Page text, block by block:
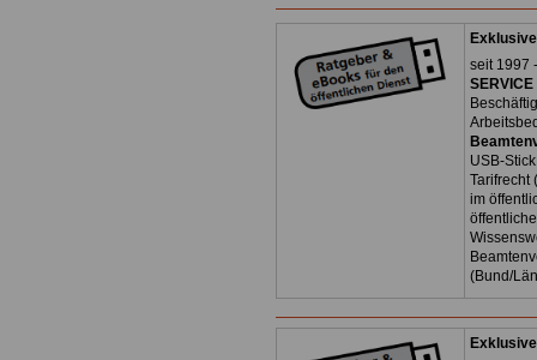
seit 1997
USB-
Tarifrecht
im
(Bund/